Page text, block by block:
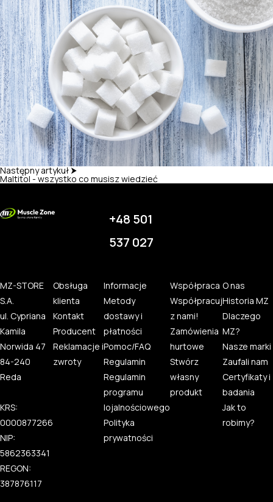
Następny artykuł ⮞
Maltitol - wszystko co musisz wiedzieć
+48 501
537 027
MZ-STORE
S.A.
ul. Cypriana
Kamila
Norwida 47
84-240
Reda
KRS:
0000877266
NIP:
5862363341
REGON:
387876117
Obsługa
klienta
Kontakt
Producent
Reklamacje i
zwroty
Informacje
Metody
dostawy i
płatności
Pomoc/FAQ
Regulamin
Regulamin
programu
lojalnościowego
Polityka
prywatności
Współpraca
Współpracuj
z nami!
Zamówienia
hurtowe
Stwórz
własny
produkt
O nas
Historia MZ
Dlaczego
MZ?
Nasze marki
Zaufali nam
Certyfikaty i
badania
Jak to
robimy?